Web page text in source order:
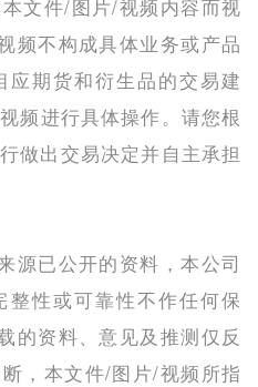
文件/图片/视频内容而视
频不构成具体业务或产品
期货和衍生品的交易建
频进行具体操作。请您根
做出交易决定并自主承担
源已公开的资料，本公司
性或可靠性不作任何保
的资料、意见及推测仅反
，本文件/图片/视频所指